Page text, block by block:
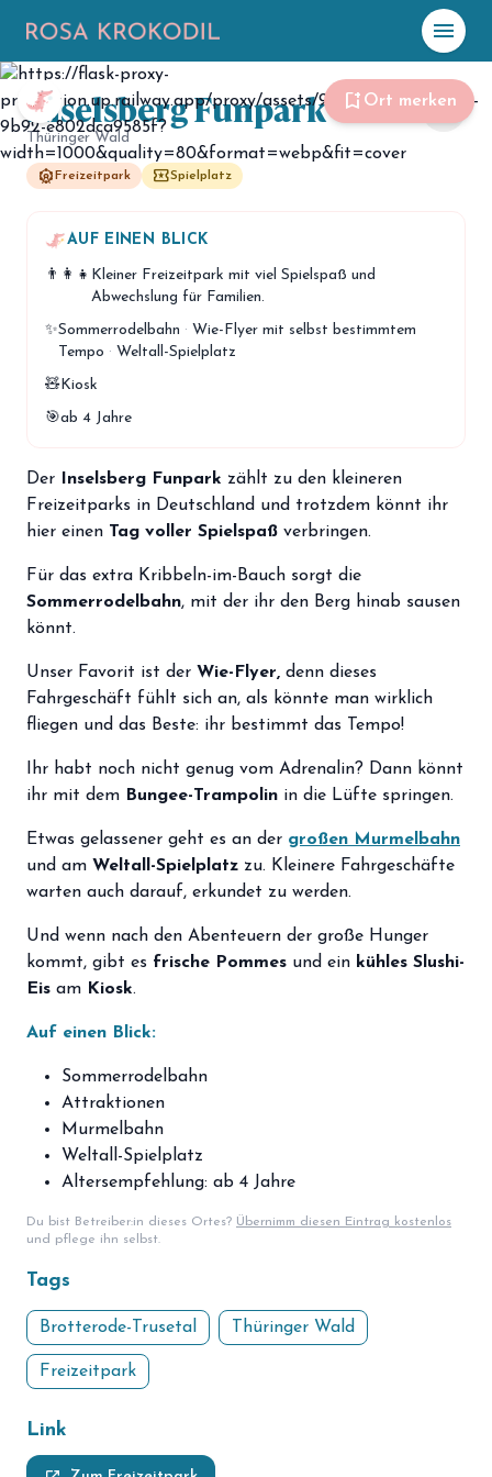
menu
☀️ Heute
Plane mit Kroki
celebration Events NEU
hiking Abenteuer
hotel Unterkünfte
menu_book Guides
map
storefront Shop
Mitgliedschaft
handshake Partnerschaft
Entdecker Crew
login Anmelden / Registrieren
bookmark_add Ort merken
Foto: Rosa Krokodil
Inselsberg Funpark
Thüringer Wald
attractions Freizeitpark local_playSpielplatz
share
AUF EINEN BLICK
👨‍👩‍👧 Kleiner Freizeitpark mit viel Spielspaß und
Abwechslung für Familien.
✨Sommerrodelbahn · Wie-Flyer mit selbst bestimmtem
Tempo · Weltall-Spielplatz
🧸Kiosk
🎯ab 4 Jahre
Der Inselsberg Funpark zählt zu den kleineren
Freizeitparks in Deutschland und trotzdem könnt ihr
hier einen Tag voller Spielspaß verbringen.
Für das extra Kribbeln-im-Bauch sorgt die
Sommerrodelbahn, mit der ihr den Berg hinab sausen
könnt.
Unser Favorit ist der Wie-Flyer, denn dieses
Fahrgeschäft fühlt sich an, als könnte man wirklich
fliegen und das Beste: ihr bestimmt das Tempo!
Ihr habt noch nicht genug vom Adrenalin? Dann könnt
ihr mit dem Bungee-Trampolin in die Lüfte springen.
Etwas gelassener geht es an der großen Murmelbahn
und am Weltall-Spielplatz zu. Kleinere Fahrgeschäfte
warten auch darauf, erkundet zu werden.
Und wenn nach den Abenteuern der große Hunger
kommt, gibt es frische Pommes und ein kühles Slushi-
Eis am Kiosk.
Auf einen Blick:
Sommerrodelbahn
Attraktionen
Murmelbahn
Weltall-Spielplatz
Altersempfehlung: ab 4 Jahre
Du bist Betreiber:in dieses Ortes? Übernimm diesen Eintrag kostenlos
und pflege ihn selbst.
Tags
Brotterode-Trusetal Thüringer Wald
Freizeitpark
Link